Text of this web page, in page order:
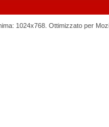
1024x768. Ottimizzato per